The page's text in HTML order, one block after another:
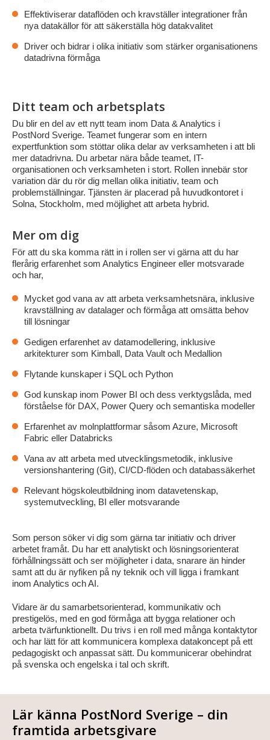
Effektiviserar dataflöden och kravställer integrationer från
nya datakällor för att säkerställa hög datakvalitet
Driver och bidrar i olika initiativ som stärker organisationens
datadrivna förmåga
Ditt team och arbetsplats
Du blir en del av ett nytt team inom Data & Analytics i
PostNord Sverige. Teamet fungerar som en intern
expertfunktion som stöttar olika delar av verksamheten i att bli
mer datadrivna. Du arbetar nära både teamet, IT-
organisationen och verksamheten i stort. Rollen innebär stor
variation där du rör dig mellan olika initiativ, team och
problemställningar. Tjänsten är placerad på huvudkontoret i
Solna, Stockholm, med möjlighet att arbeta hybrid.
Mer om dig
För att du ska komma rätt in i rollen ser vi gärna att du har
flerårig erfarenhet som Analytics Engineer eller motsvarade
och har,
Mycket god vana av att arbeta verksamhetsnära, inklusive
kravställning av datalager och förmåga att omsätta behov
till lösningar
Gedigen erfarenhet av datamodellering, inklusive
arkitekturer som Kimball, Data Vault och Medallion
Flytande kunskaper i SQL och Python
God kunskap inom Power BI och dess verktygslåda, med
förståelse för DAX, Power Query och semantiska modeller
Erfarenhet av molnplattformar såsom Azure, Microsoft
Fabric eller Databricks
Vana av att arbeta med utvecklingsmetodik, inklusive
versionshantering (Git), CI/CD-flöden och databassäkerhet
Relevant högskoleutbildning inom datavetenskap,
systemutveckling, BI eller motsvarande
Som person söker vi dig som gärna tar initiativ och driver
arbetet framåt. Du har ett analytiskt och lösningsorienterat
förhållningssätt och ser möjligheter i data, snarare än hinder
samt att du är nyfiken på ny teknik och vill ligga i framkant
inom Analytics och AI.
Vidare är du samarbetsorienterad, kommunikativ och
prestigelös, med en god förmåga att bygga relationer och
arbeta tvärfunktionellt. Du trivs i en roll med många kontaktytor
och har lätt för att kommunicera komplexa datakoncept på ett
pedagogiskt och anpassat sätt. Du kommunicerar obehindrat
på svenska och engelska i tal och skrift.
Lär känna PostNord Sverige – din
framtida arbetsgivare